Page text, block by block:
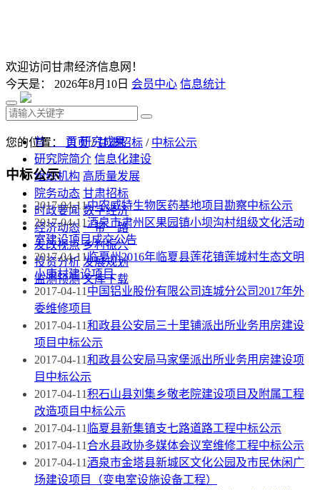
欢迎访问甘肃经济信息网！
今天是： 2026年8月10日 会员中心 信息统计
首 页 研究成果
研究院简介 信息化建设
组织机构 高质量发展
院务动态 甘肃招标
时政要闻 数字经济
经济动态 一带一路
发改视点 乡村振兴
投资分析 发展规划
监测预测 文库下载
您的位置： 首页/甘肃招标 / 中标公示
中标公示
2017-04-11中农威特生物医药基地项目勘察中标公示
2017-04-11酒泉市肃州区果园镇小坝沟村组级文化活动
室建设项目成交公告
2017-04-11临夏州2016年临夏县莲花镇莲城村生态文明
小康村建设项目
2017-04-11中国铝业股份有限公司连城分公司2017年外
委维修项目
2017-04-11和政县公安局三十里铺派出所业务用房建设
项目中标公示
2017-04-11和政县公安局马家堡派出所业务用房建设项
目中标公示
2017-04-11积石山县刘集乡敬老院建设项目及附属工程
改造项目中标公示
2017-04-11临夏县新集镇支七路道路工程中标公示
2017-04-11合水县政协多媒体会议室维修工程中标公示
2017-04-11酒泉市金塔县新城区文化公园及市民休闲广
场建设项目（变电室设施设备工程）